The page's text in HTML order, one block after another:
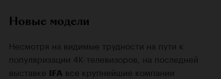
Новые модели
Несмотря на видимые трудности на пути к
популяризации 4K-телевизоров, на последней
выставке IFA все крупнейшие компании